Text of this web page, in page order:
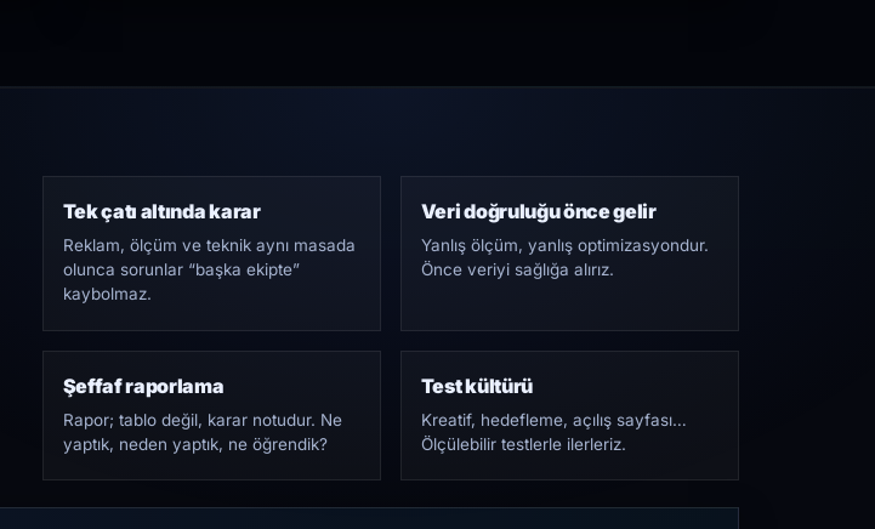
Tek çatı altında karar
Reklam, ölçüm ve teknik aynı masada
olunca sorunlar “başka ekipte”
kaybolmaz.
Veri doğruluğu önce gelir
Yanlış ölçüm, yanlış optimizasyondur.
Önce veriyi sağlığa alırız.
Şeffaf raporlama
Rapor; tablo değil, karar notudur. Ne
yaptık, neden yaptık, ne öğrendik?
Test kültürü
Kreatif, hedefleme, açılış sayfası…
Ölçülebilir testlerle ilerleriz.